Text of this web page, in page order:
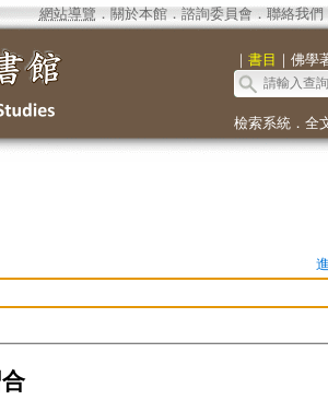
網站導覽 ． 關於本館． 諮詢委員會． 聯絡我們
｜ 書目 ｜ 佛學
檢索系統． 全